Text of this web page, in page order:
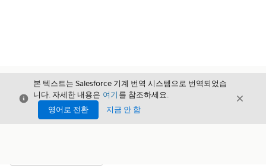
닫기
본 텍스트는 Salesforce 기계 번역 시스템으로 번역되었습
니다. 자세한 내용은 여기 를 참조하세요.
영어로 전환
지금 안 함
닫기